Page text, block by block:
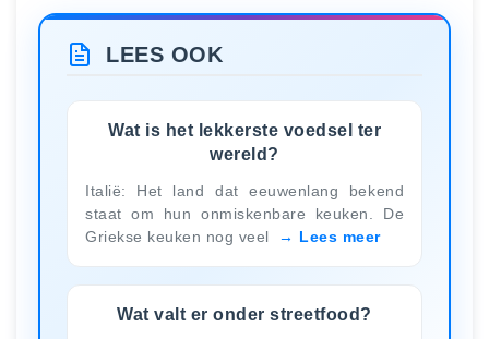
LEES OOK
Wat is het lekkerste voedsel ter
wereld?
Italië: Het land dat eeuwenlang bekend
staat om hun onmiskenbare keuken. De
Griekse keuken nog veel
Lees meer
Wat valt er onder streetfood?